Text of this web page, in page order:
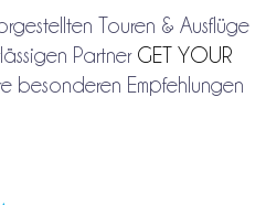
Touren & Ausflüge
Partner GET YOUR
besonderen Empfehlungen